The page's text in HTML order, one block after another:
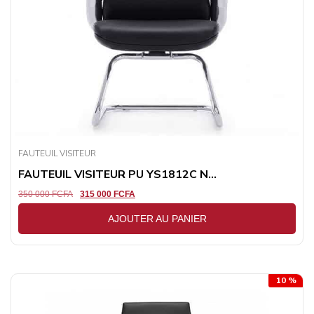
FAUTEUIL VISITEUR
FAUTEUIL VISITEUR PU YS1812C N...
350 000FCFA 315 000 FCFA
AJOUTER AU PANIER
10 %